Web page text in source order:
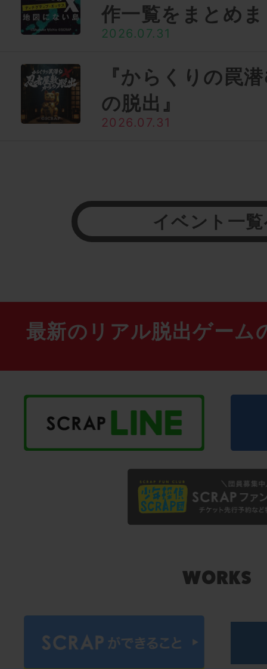
作一覧をまとめ
2026.07.31
『からくりの罠
の脱出』
2026.07.31
イベント一
最新のリアル脱出ゲーム